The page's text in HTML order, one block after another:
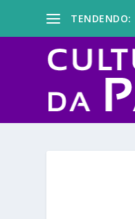
TENDENDO: